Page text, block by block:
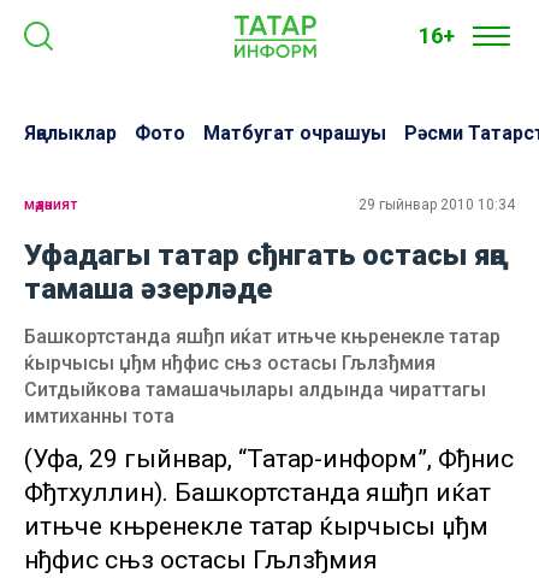
16+
Яңалыклар Фото Матбугат очрашуы Рәсми
мәдәният 29 гыйнвар 2010 10:34
Уфадагы татар сђнгать остасы яңа
тамаша әзерләде
Башкортстанда яшђп иќат итњче књренекле татар
ќырчысы џђм нђфис сњз остасы Гљлзђмия
Ситдыйкова тамашачылары алдында чираттагы
имтиханны тота
(Уфа, 29 гыйнвар, “Татар-информ”, Фђнис
Фђтхуллин). Башкортстанда яшђп иќат
итњче књренекле татар ќырчысы џђм
нђфис сњз остасы Гљлзђмия